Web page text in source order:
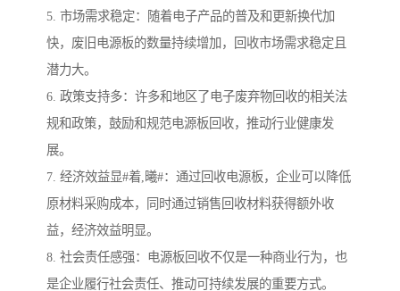
5. 市场需求稳定：随着电子产品的普及和更新换代加
快，废旧电源板的数量持续增加，回收市场需求稳定且
潜力大。
6. 政策支持多：许多和地区了电子废弃物回收的相关法
规和政策，鼓励和规范电源板回收，推动行业健康发
展。
7. 经济效益显#着,曦#：通过回收电源板，企业可以降低
原材料采购成本，同时通过销售回收材料获得额外收
益，经济效益明显。
8. 社会责任感强：电源板回收不仅是一种商业行为，也
是企业履行社会责任、推动可持续发展的重要方式。